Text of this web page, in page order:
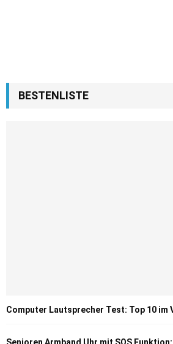
BESTENLISTE
Computer Lautsprecher Test: Top 10 im